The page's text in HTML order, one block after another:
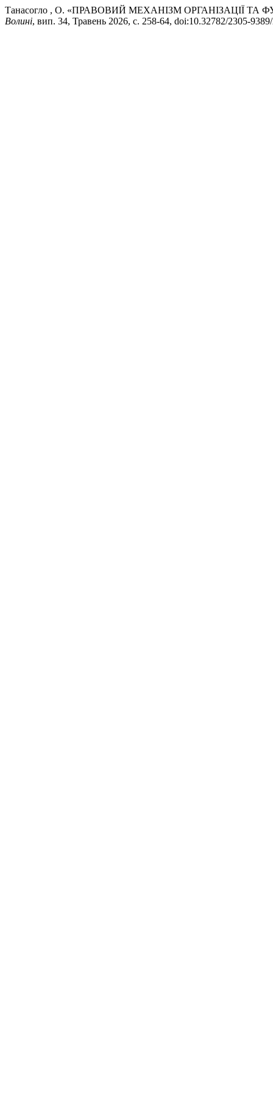
Танасогло , О. «ПРАВОВИЙ МЕХАНІЗМ ОРГАНІЗАЦІЇ
Волині, вип. 34, Травень 2026, с. 258-64, doi:10.32782/2305-